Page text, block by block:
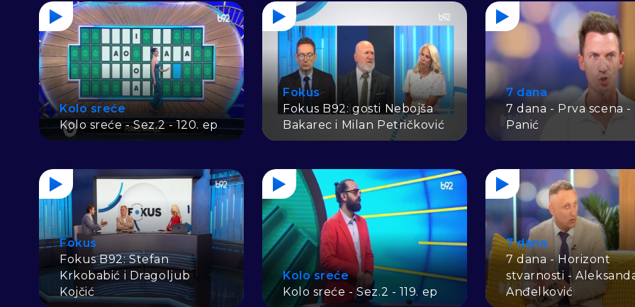
Kolo sreće
Kolo sreće - Sez.2 - 120. ep
Fokus
Fokus B92: gosti Nebojša
Bakarec i Milan Petričković
7 dana
7 dana - Prva scena -
Panić
Fokus
Fokus B92: Stefan
Krkobabić i Dragoljub
Kojčić
Kolo sreće
Kolo sreće - Sez.2 - 119. ep
7 dana
7 dana - Horizont
stvarnosti -
Anđelković